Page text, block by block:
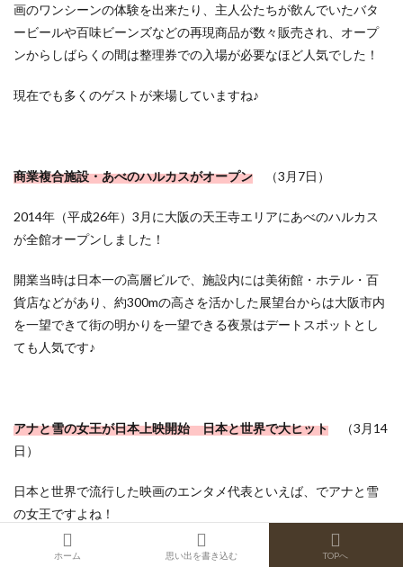
画のワンシーンの体験を出来たり、主人公たちが飲んでいたバタ
ービールや百味ビーンズなどの再現商品が数々販売され、オープ
ンからしばらくの間は整理券での入場が必要なほど人気でした！
現在でも多くのゲストが来場していますね♪
商業複合施設・あべのハルカスがオープン （3月7日）
2014年（平成26年） 3月に大阪の天王寺エリアにあべのハルカス
が全館オープンしました！
開業当時は日本一の高層ビルで、施設内には美術館・ホテル・百
貨店などがあり、約300mの高さを活かした展望台からは大阪市内
を一望できて街の明かりを一望できる夜景はデートスポットとし
ても人気です♪
アナと雪の女王が日本上映開始 日本と世界で大ヒット （3月14
日）
日本と世界で流行した映画のエンタメ代表といえば、でアナと雪
の女王ですよね！
全国のTOHOシネマズから日本上映が開始された「アナと雪の女
ホーム 思い出を書き込む TOPへ